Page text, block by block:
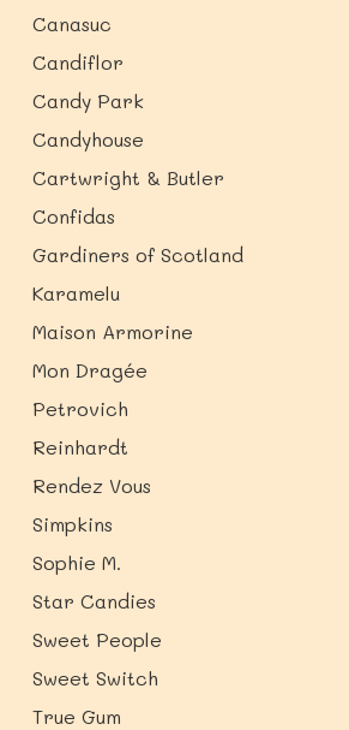
Canasuc
Candiflor
Candy Park
Candyhouse
Cartwright & Butler
Confidas
Gardiners of Scotland
Karamelu
Maison Armorine
Mon Dragée
Petrovich
Reinhardt
Rendez Vous
Simpkins
Sophie M.
Star Candies
Sweet People
Sweet Switch
True Gum